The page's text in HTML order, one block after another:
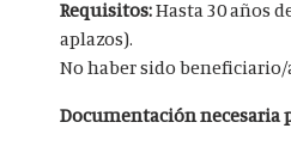
Requisitos:Hasta 30 años
aplazos).
No haber sido beneficiario/
Documentación necesaria